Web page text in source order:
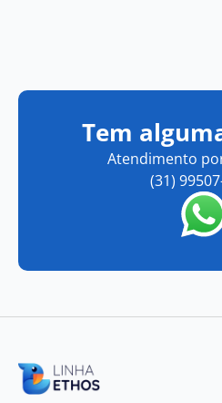
Tem
Atendimento
(31)